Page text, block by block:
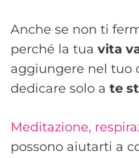
Anche se non ti
perché la tua vita
aggiungere nel tuo
dedicare solo a te
Meditazione,
possono aiutarti a